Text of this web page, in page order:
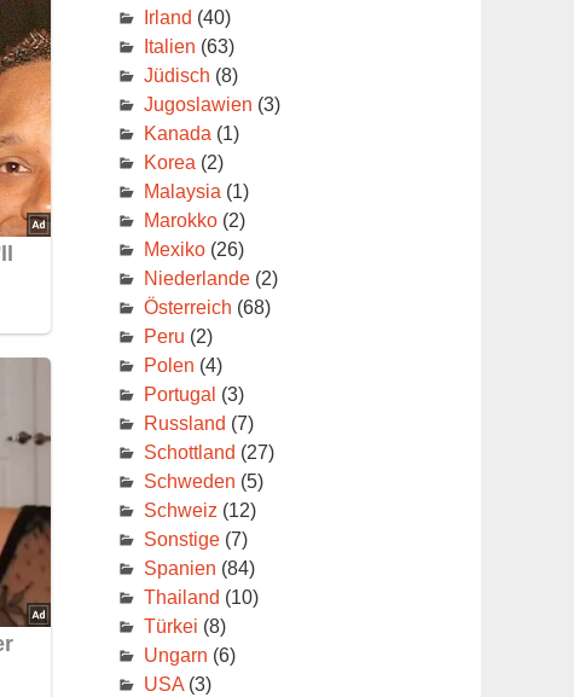
Irland (40)
Italien (63)
Jüdisch (8)
Jugoslawien (3)
Kanada (1)
Korea (2)
Malaysia (1)
Marokko(2)
Mexiko(26)
Niederlande(2)
Österreich (68)
Peru (2)
Polen (4)
Portugal (3)
Russland (7)
Schottland (27)
Schweden (5)
Schweiz (12)
Sonstige(7)
Spanien (84)
Thailand (10)
Türkei (8)
Ungarn (6)
USA(3)